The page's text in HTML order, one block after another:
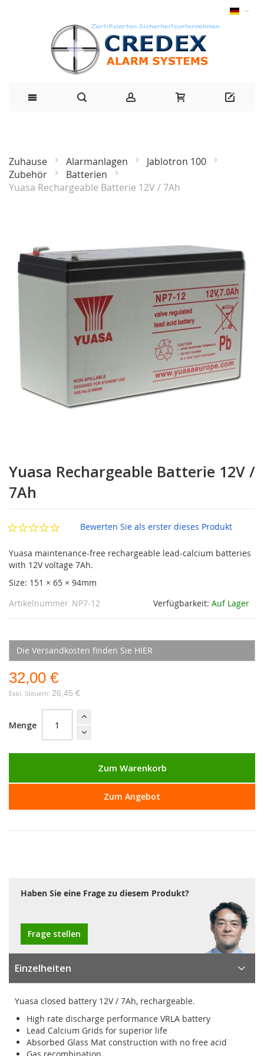
Zuhause Alarmanlagen
Jablotron 100
Zubehör
Batterien
Yuasa Rechargeable Batterie 12V / 7Ah
Bildgalerie
springen
Anfang
der
Bildgalerie
springen
Yuasa Rechargeable Batterie 12V /
7Ah
Bewerten Sie als erster dieses Produkt
Yuasa maintenance-free rechargeable lead-calcium batteries
with 12V voltage 7Ah.
Size: 151 × 65 × 94mm
Verfügbarkeit: Auf Lager
Artikelnummer NP7-12
Die Versandkosten finden Sie HIER
32,00 €
26,45 €
Menge
Zum Warenkorb
Zum Angebot
Haben Sie eine Frage zu diesem Produkt?
Frage stellen
Einzelheiten
Yuasa closed battery 12V / 7Ah, rechargeable.
High rate discharge performance VRLA battery
Lead Calcium Grids for superior life
Absorbed Glass Mat construction with no free acid